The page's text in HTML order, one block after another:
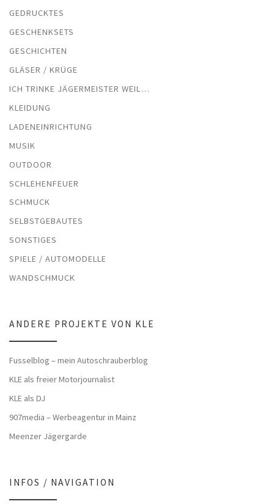
GEDRUCKTES
GESCHENKSETS
GESCHICHTEN
GLÄSER / KRÜGE
ICH TRINKE JÄGERMEISTER WEIL…
KLEIDUNG
LADENEINRICHTUNG
MUSIK
OUTDOOR
SCHLEHENFEUER
SCHMUCK
SELBSTGEBAUTES
SONSTIGES
SPIELE / AUTOMODELLE
WANDSCHMUCK
ANDERE PROJEKTE VON KLE
Fusselblog – mein Autoschrauberblog
KLE als freier Motorjournalist
KLE als DJ
907media – Werbeagentur in Mainz
Meenzer Jägergarde
INFOS / NAVIGATION